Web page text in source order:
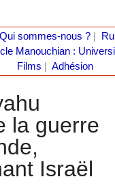
Qui sommes-nous ?|
Manouchian :
Films
Adhésion
la guerre
Israël